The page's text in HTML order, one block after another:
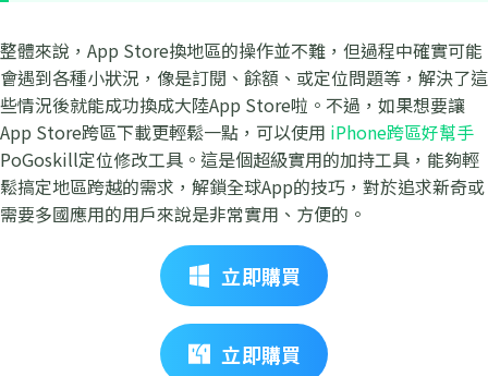
整體來說，App Store換地區的操作並不難，但過程中確實可能
會遇到各種小狀況，像是訂閱、餘額、或定位問題等，解決了這
些情況後就能成功換成大陸App Store啦。不過，如果想要讓
App Store跨區下載更輕鬆一點，可以使用 iPhone跨區好幫手
PoGoskill定位修改工具。這是個超級實用的加持工具，能夠輕
鬆搞定地區跨越的需求，解鎖全球App的技巧，對於追求新奇或
需要多國應用的用戶來說是非常實用、方便的。
立即購買
立即購買